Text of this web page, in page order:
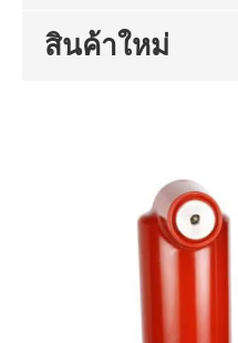
สินค้าใหม่